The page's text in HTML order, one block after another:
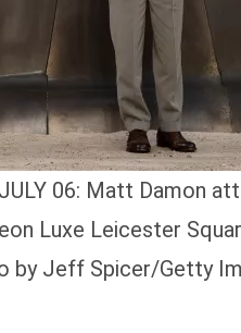
06: Matt Damon
Luxe Leicester
by Jeff Spicer/Getty